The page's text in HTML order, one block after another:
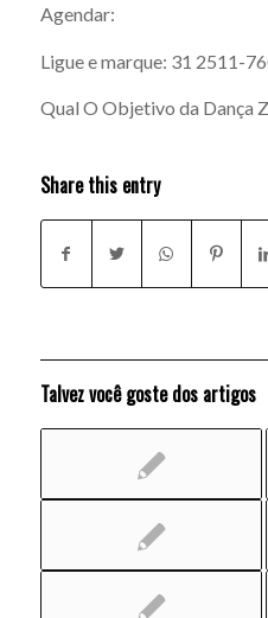
Agendar:
Ligue e marque: 31 2511-
Qual O Objetivo da Dança
Share this entry
Talvez você goste dos artigos